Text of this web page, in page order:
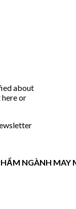
about
here or
NGÀNH MAY